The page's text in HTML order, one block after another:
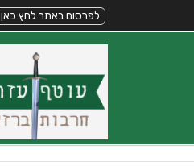
לפרסום באתר לחץ כאן